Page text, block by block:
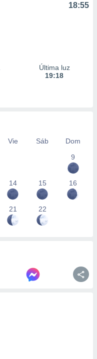
18:55
Última luz
19:18
Vie Sáb
Dom
9
14 15 16
21 22